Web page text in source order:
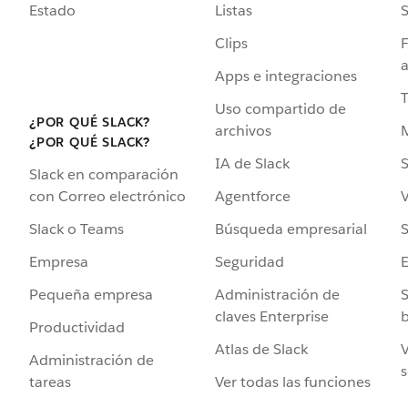
Estado
¿POR QUÉ SLACK?
¿POR QUÉ SLACK?
Slack en comparación
con Correo electrónico
Slack o Teams
Empresa
Pequeña empresa
Productividad
Administración de
tareas
Listas
Clips
Apps e integraciones
Uso compartido de
archivos
IA de Slack
Agentforce
Búsqueda empresarial
Seguridad
Administración de
claves Enterprise
Atlas de Slack
Ver todas las funciones